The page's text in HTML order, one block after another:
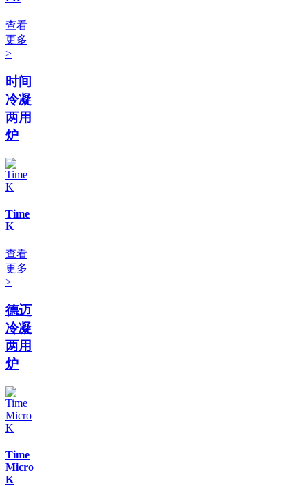
查看
更多
>
时间
冷凝
两用
炉
Time
K
查看
更多
>
德迈
冷凝
两用
炉
Time
Micro
K